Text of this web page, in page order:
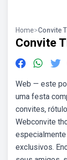
Home>Convite
Convite
Web — este
uma festa
convites,
Webconvite
exclusivos.